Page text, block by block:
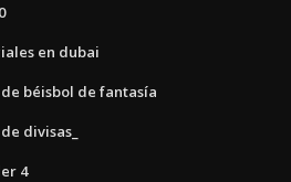
en dubai
béisbol de fantasía
divisas_
4